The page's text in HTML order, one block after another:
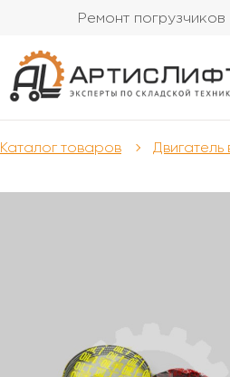
Ремонт погрузчиков
Каталог товаров Двигатель